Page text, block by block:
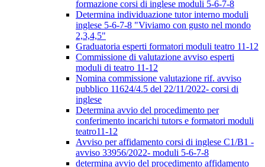
formazione corsi di inglese moduli 5-6-7-8
Determina individuazione tutor interno moduli
inglese 5-6-7-8 "Viviamo con gusto nel mondo
2,3,4,5"
Graduatoria esperti formatori moduli teatro 11-12
Commissione di valutazione avviso esperti
moduli di teatro 11-12
Nomina commissione valutazione rif. avviso
pubblico 11624/4.5 del 22/11/2022- corsi di
inglese
Determina avvio del procedimento per
conferimento incarichi tutors e formatori moduli
teatro11-12
Avviso per affidamento corsi di inglese C1/B1 -
avviso 33956/2022- moduli 5-6-7-8
determina avvio del procedimento affidamento